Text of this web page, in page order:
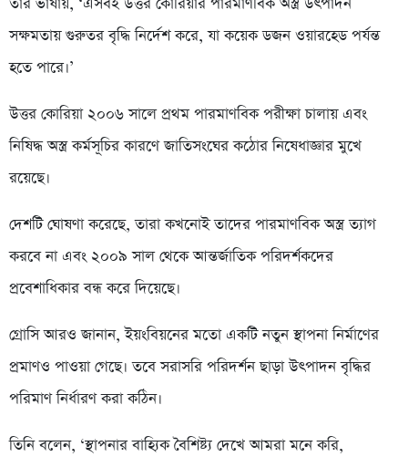
সক্ষমতায় গুরুতর বৃদ্ধি নির্দেশ করে, যা কয়েক ডজন ওয়ারহেড পর্যন্ত
হতে পারে।’
উত্তর কোরিয়া ২০০৬ সালে প্রথম পারমাণবিক পরীক্ষা চালায় এবং
নিষিদ্ধ অস্ত্র কর্মসূচির কারণে জাতিসংঘের কঠোর নিষেধাজ্ঞার মুখে
রয়েছে।
দেশটি ঘোষণা করেছে, তারা কখনোই তাদের পারমাণবিক অস্ত্র ত্যাগ
করবে না এবং ২০০৯ সাল থেকে আন্তর্জাতিক পরিদর্শকদের
প্রবেশাধিকার বন্ধ করে দিয়েছে।
গ্রোসি আরও জানান, ইয়ংবিয়নের মতো একটি নতুন স্থাপনা নির্মাণের
প্রমাণও পাওয়া গেছে। তবে সরাসরি পরিদর্শন ছাড়া উৎপাদন বৃদ্ধির
পরিমাণ নির্ধারণ করা কঠিন।
তিনি বলেন, ‘স্থাপনার বাহ্যিক বৈশিষ্ট্য দেখে আমরা মনে করি,